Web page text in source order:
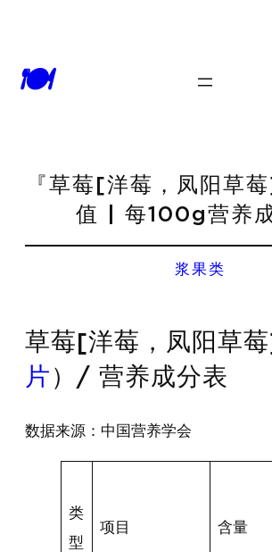
🍽
『草莓[洋莓，凤阳草
值 | 每100g营养
浆果类
草莓[洋莓，凤阳草
片 ）/ 营养成分表
数据来源：中国营养学会
类
型
项目 含量